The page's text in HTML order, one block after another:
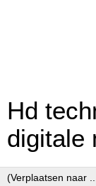
Hd
digitale